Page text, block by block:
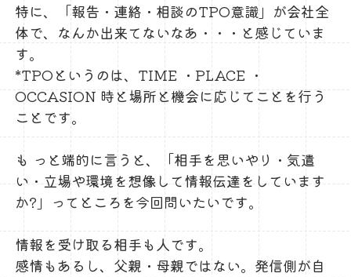
特に、「報告・連絡・相談のTPO意識」が会社全
体で、なんか出来てないなあ・・・と感じていま
す。
*TPOというのは、TIME ・PLACE ・
OCCASION 時と場所と機会に応じてことを行う
ことです。
も っと端的に言うと、「相手を思いやり・気遣
い・立場や環境を想像して情報伝達をしています
か?」ってところを今回問いたいです。
情報を受け取る相手も人です。
感情もあるし、父親・母親ではない。発信側が自